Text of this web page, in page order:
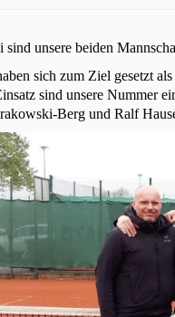
sind unsere beiden
sich zum Ziel gesetzt
sind unsere Nummer
Berg und Ralf